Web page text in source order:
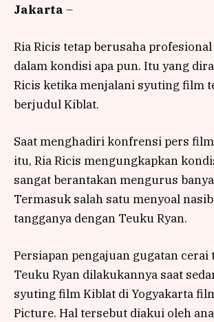
Jakarta –
Ria Ricis tetap berusaha
dalam kondisi apa pun. Itu yang
Ricis ketika menjalani syuting film
berjudul Kiblat.
Saat menghadiri konfrensi pers
itu, Ria Ricis mengungkapkan
sangat berantakan mengurus
Termasuk salah satu menyoal
tangganya dengan Teuku Ryan.
Persiapan pengajuan gugatan cerai
Teuku Ryan dilakukannya saat
syuting film Kiblat di Yogyakarta
Picture. Hal tersebut diakui oleh